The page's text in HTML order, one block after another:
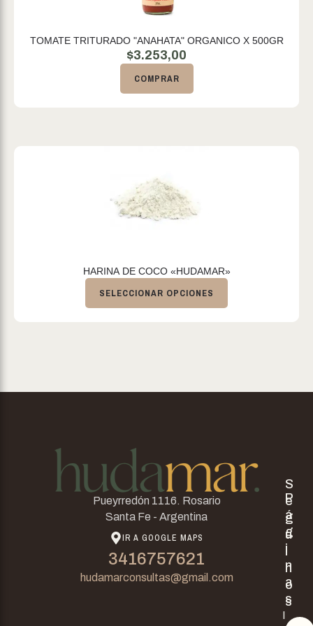
TOMATE TRITURADO "ANAHATA" ORGANICO X 500GR
$3.253,00
COMPRAR
HARINA DE COCO «HUDAMAR»
SELECCIONAR OPCIONES
Pueyrredón 1116. Rosario
Santa Fe - Argentina
IR A GOOGLE MAPS
3416757621
hudamarconsultas@gmail.com
P
á
g
i
n
a
s
I
S
e
g
u
n
o
s